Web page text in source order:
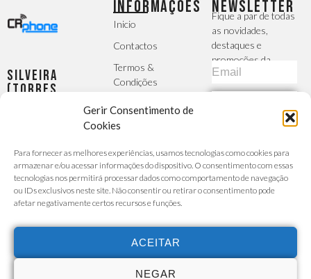
Gerir Consentimento de
Cookies
Para fornecer as melhores experiências, usamos tecnologias como cookies para
armazenar e/ou acessar informações do dispositivo. O consentimento com essas
tecnologias nos permitirá processar dados como comportamento de navegação
ou IDs exclusivos neste site. Não consentir ou retirar o consentimento pode
afetar negativamente certos recursos e funções.
ACEITAR
NEGAR
Silveira
(Torres
Silveira
Seg - Sex :
9h30 -
13h/14h30
9h30 -
INFORMAÇÕES
Inicio
Contactos
Termos &
Condições
Privacidade
Finalizar
Encomenda
Carrinho de
Custo da
chamada para a
rede móvel ou
fixa de acordo
com o seu
NEWSLETTER
Fique a par de todas
as novidades,
destaques e
promoções da
CRphone
MÉTODOS DE
PAGAMENTO